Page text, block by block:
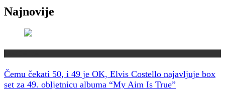
Najnovije
Čemu čekati 50, i 49 je OK, Elvis Costello najavljuje box
set za 49. obljetnicu albuma “My Aim Is True”